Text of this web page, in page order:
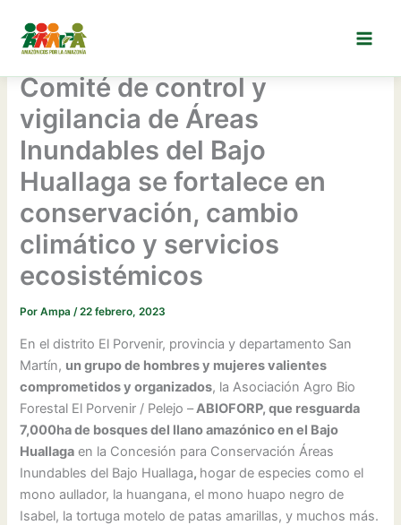
contenido
Comité de control y
vigilancia de Áreas
Inundables del Bajo
Huallaga se fortalece en
conservación, cambio
climático y servicios
ecosistémicos
PorAmpa/22 febrero, 2023
En el distrito El Porvenir, provincia y departamento San
Martín, un grupo de hombres y mujeres valientes
comprometidos y organizados, la Asociación Agro Bio
Forestal El Porvenir / Pelejo –ABIOFORP, que resguarda
7,000ha de bosques del llano amazónico en el Bajo
Huallaga en la Concesión para Conservación Áreas
Inundables del Bajo Huallaga, hogar de especies como el
mono aullador, la huangana, el mono huapo negro de
Isabel, la tortuga motelo de patas amarillas, y muchos más.